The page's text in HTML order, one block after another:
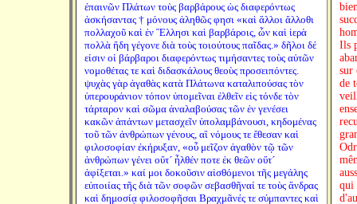
ἐπαινῶν Πλάτων τοὺς βαρβάρους ὡς διαφερόντως
ἀσκήσαντας † μόνους ἀληθῶς φησι «καὶ ἄλλοι ἄλλοθι
πολλαχοῦ καὶ ἐν Ἕλλησι καὶ βαρβάροις, ὧν καὶ ἱερὰ
πολλὰ ἤδη γέγονε διὰ τοὺς τοιούτους παῖδας.» δῆλοι δέ
εἰσιν οἱ βάρβαροι διαφερόντως τιμήσαντες τοὺς αὑτῶν
νομοθέτας τε καὶ διδασκάλους θεοὺς προσειπόντες.
ψυχὰς γὰρ ἀγαθὰς κατὰ Πλάτωνα καταλιπούσας τὸν
ὑπερουράνιον τόπον ὑπομεῖναι ἐλθεῖν εἰς τόνδε τὸν
τάρταρον καὶ σῶμα ἀναλαβούσας τῶν ἐν γενέσει
κακῶν ἁπάντων μετασχεῖν ὑπολαμβάνουσι, κηδομένας
τοῦ τῶν ἀνθρώπων γένους, αἳ νόμους τε ἔθεσαν καὶ
φιλοσοφίαν ἐκήρυξαν, «οὗ μεῖζον ἀγαθὸν τῷ τῶν
ἀνθρώπων γένει οὔτ´ ἦλθέν ποτε ἐκ θεῶν οὔτ´
ἀφίξεται.» καί μοι δοκοῦσιν αἰσθόμενοι τῆς μεγάλης
εὐποιίας τῆς διὰ τῶν σοφῶν σεβασθῆναί τε τοὺς ἄνδρας
καὶ δημοσίᾳ φιλοσοφῆσαι Βραχμᾶνές τε σύμπαντες καὶ